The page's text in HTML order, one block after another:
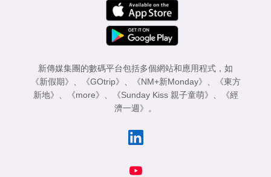
新傳媒集團的數碼平台包括多個網站和應用程式，如
《新假期》 、 《GOtrip》 、 《NM+新Monday》 、
《東方
新地》 、 《more》 、 《Sunday Kiss 親子童萌》 、
《經
濟一週》 。